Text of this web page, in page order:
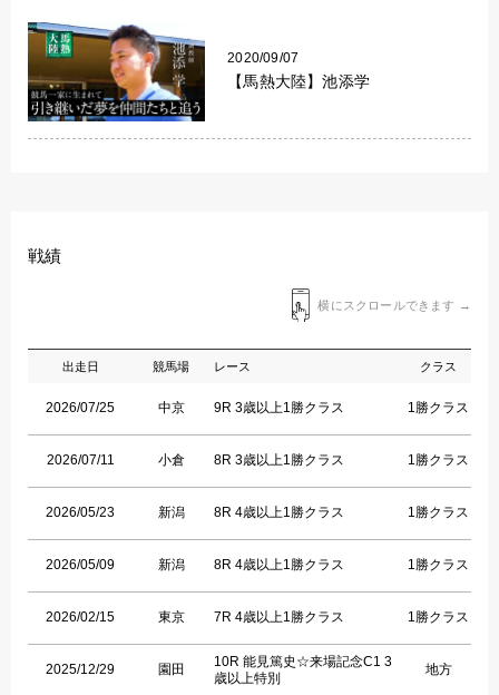
2020/09/07
【馬熱大陸】池添学
戦績
横にスクロールできます →
出走日 競馬場 レース クラス
2026/07/25 中京 9R 3歳以上1勝クラス 1勝クラス
2026/07/11 小倉 8R 3歳以上1勝クラス 1勝クラス
2026/05/23 新潟 8R 4歳以上1勝クラス 1勝クラス
2026/05/09 新潟 8R 4歳以上1勝クラス 1勝クラス
2026/02/15 東京 7R 4歳以上1勝クラス 1勝クラス
2025/12/29 園田
10R 能見篤史☆来場記念C1 3
歳以上特別
地方